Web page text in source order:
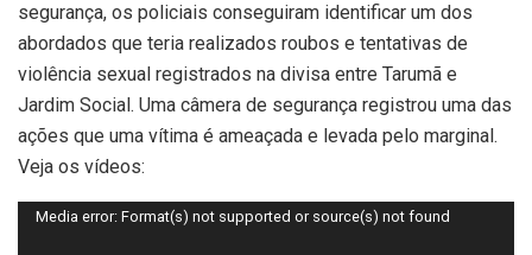
segurança, os policiais conseguiram identificar um dos
abordados que teria realizados roubos e tentativas de
violência sexual registrados na divisa entre Tarumã e
Jardim Social. Uma câmera de segurança registrou uma das
ações que uma vítima é ameaçada e levada pelo marginal.
Veja os vídeos:
Tocador
Media error: Format(s) not supported or source(s) not found